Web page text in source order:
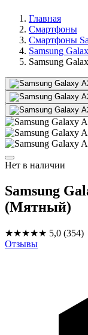
Главная
Смартфоны
Смартфоны
Samsung
Samsung
Нет в наличии
Samsung
(Мятный)
★★★★★ 5,0 (354)
Отзывы